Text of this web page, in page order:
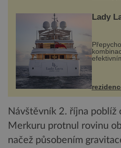
Lady
detailu
Casa,
paluby.
Návštěvník 2. října poblíž
Merkuru protnul rovinu
načež působením